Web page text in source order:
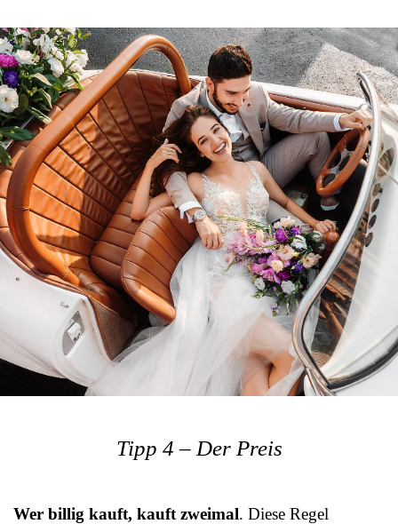
Tipp 4 – Der Preis
Wer billig kauft, kauft zweimal. Diese Regel